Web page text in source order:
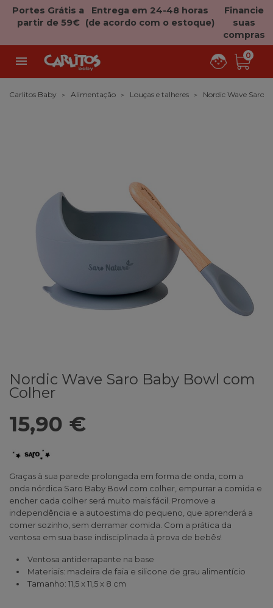
Portes Grátis a
partir de 59€
Entrega em 24-48 horas
(de acordo com o estoque)
Financie
suas
compras
 0
Carlitos Baby Alimentação Louças e talheres Nordic Wave Saro
Nordic Wave Saro Baby Bowl com
Colher
15,90 €
Graças à sua parede prolongada em forma de onda, com a
onda nórdica Saro Baby Bowl com colher, empurrar a comida e
encher cada colher será muito mais fácil. Promove a
independência e a autoestima do pequeno, que aprenderá a
comer sozinho, sem derramar comida. Com a prática da
ventosa em sua base indisciplinada à prova de bebês!
Ventosa antiderrapante na base
Materiais: madeira de faia e silicone de grau alimentício
Tamanho: 11,5 x 11,5 x 8 cm